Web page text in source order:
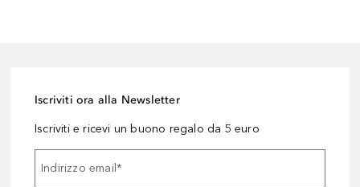
Iscriviti ora alla Newsletter
Iscriviti e ricevi un buono regalo da 5 euro
Indirizzo email*